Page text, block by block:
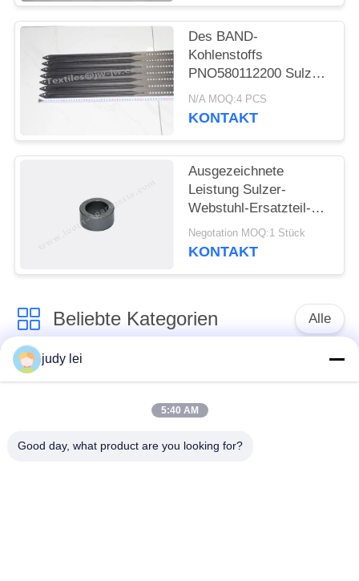
Des BAND-
Kohlenstoffs
PNO580112200 Sulzer
SULZER G6300
Webstuhl-Ersatzteile
N/A MOQ:4 PCS
KONTAKT
Ausgezeichnete
Leistung Sulzer-
Webstuhl-Ersatzteil-
Textilindustrie-
Ersatzteile
Negotation MOQ:1 Stück
KONTAKT
Beliebte Kategorien Alle
Ersatzteile des
Ersatzteile sulzer
Webstuhls
judy lei
5:40 AM
Good day, what product are you looking for?